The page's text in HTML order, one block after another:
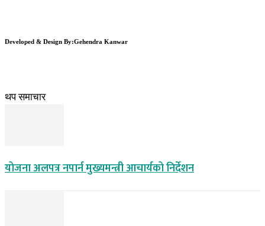
Developed & Design By:Gehendra Kanwar
थप समाचार
योजना अलपत्र नपार्न मुख्यमन्त्री आचार्यको निर्देशन